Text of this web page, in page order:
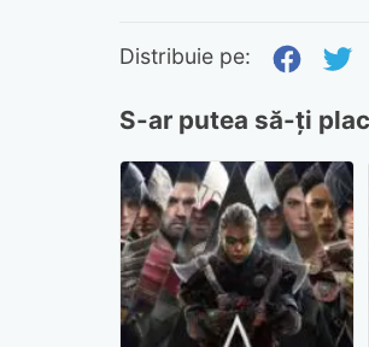
Distribuie pe:
S-ar putea să-ți